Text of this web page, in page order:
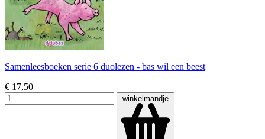
Samenleesboeken serie 6 duolezen - bas wil een beest
€ 17,50
winkelmandje